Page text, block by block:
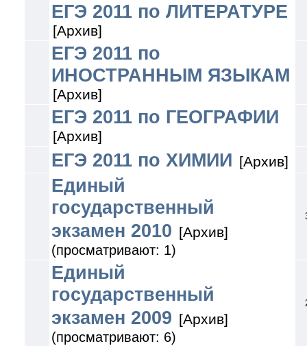
ЕГЭ 2011 по ЛИТЕРАТУРЕ
[Архив]
ЕГЭ 2011 по
ИНОСТРАННЫМ ЯЗЫКАМ
[Архив]
ЕГЭ 2011 по ГЕОГРАФИИ
[Архив]
ЕГЭ 2011 по ХИМИИ [Архив]
Единый
государственный
экзамен 2010 [Архив]
(просматривают: 1)
Единый
государственный
экзамен 2009 [Архив]
(просматривают: 6)